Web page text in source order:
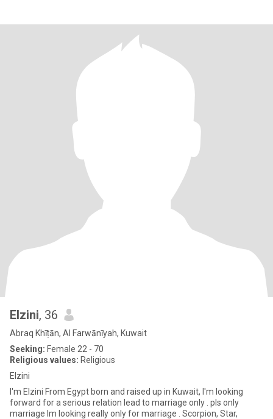
Elzini, 36
Abraq Khīṭān, Al Farwānīyah, Kuwait
Seeking: Female 22 - 70
Religious values: Religious
Elzini
I'm Elzini From Egypt born and raised up in Kuwait, I'm looking
forward for a serious relation lead to marriage only . pls only
marriage Im looking really only for marriage . Scorpion, Star,